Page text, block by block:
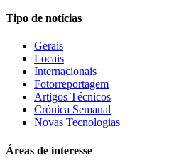
Tipo de notícias
Gerais
Locais
Internacionais
Fotorreportagem
Artigos Técnicos
Crónica Semanal
Novas Tecnologias
Áreas de interesse